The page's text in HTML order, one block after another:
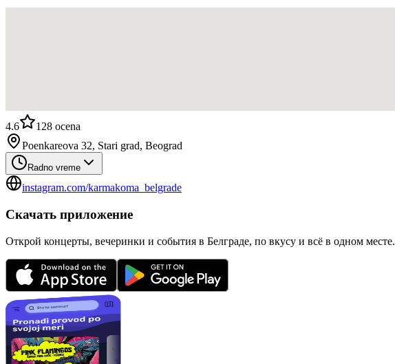
4.6 128 ocena
Poenkareova 32, Stari grad, Beograd
Radno vreme
instagram.com/karmakoma_belgrade
Скачать приложение
Открой концерты, вечеринки и события в Белграде, по вкусу и всё в одном месте.